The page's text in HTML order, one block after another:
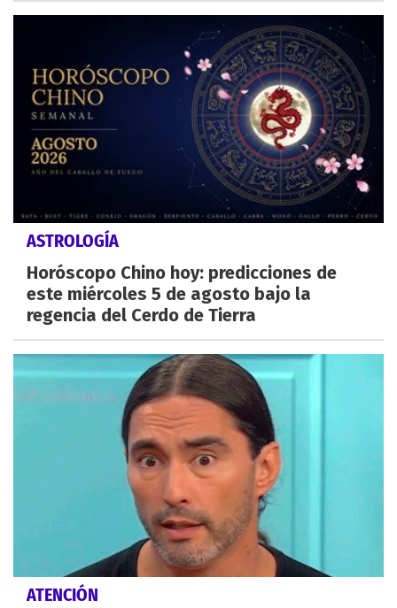
ASTROLOGÍA
Horóscopo Chino hoy: predicciones de
este miércoles 5 de agosto bajo la
regencia del Cerdo de Tierra
ATENCIÓN